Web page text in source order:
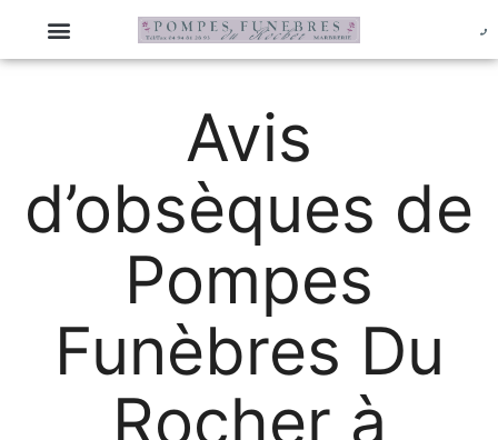
Avis
d’obsèques de
Pompes
Funèbres Du
Rocher à